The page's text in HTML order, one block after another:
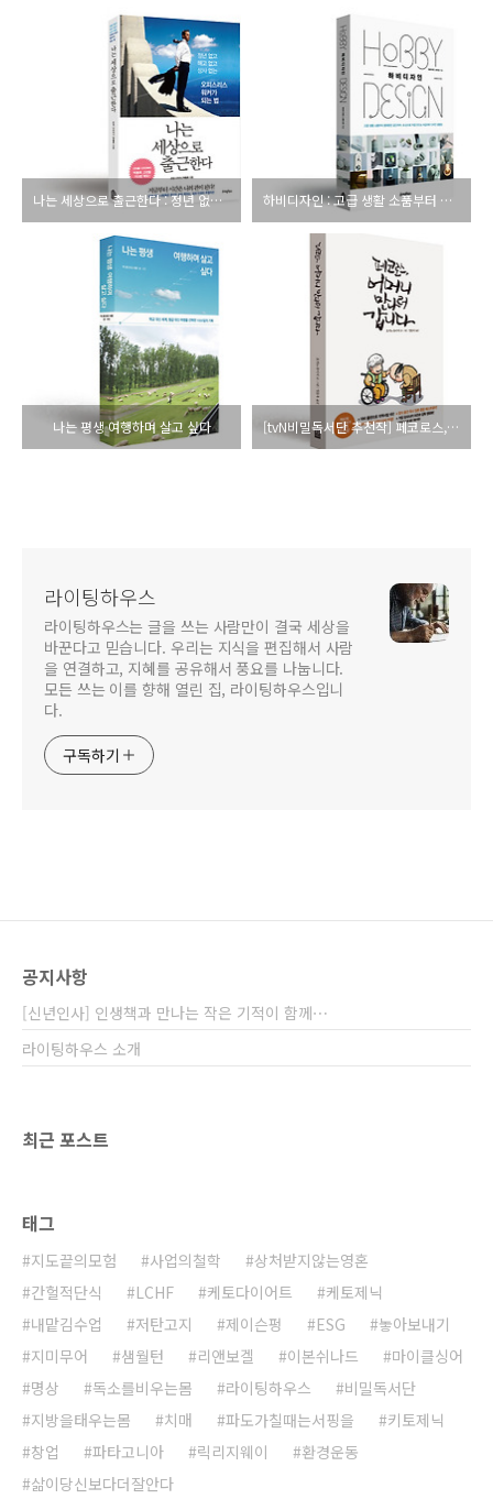
나는 세상으로 출근한다 : 정년 없고, 해고 없고, 상사 없는 오피스리스 워커가 되는 법 하비디자인 : 고급 생활 소품부터 꿈꿔왔던 공간까지, 내 손으로 직접 만드는 자급자족 디자인 생활법
나는 평생 여행하며 살고 싶다 [tvN비밀독서단 추천작] 페코로스, 어머니 만나러 갑니다
라이팅하우스
라이팅하우스는 글을 쓰는 사람만이 결국 세상을
바꾼다고 믿습니다. 우리는 지식을 편집해서 사람
을 연결하고, 지혜를 공유해서 풍요를 나눕니다.
모든 쓰는 이를 향해 열린 집, 라이팅하우스입니
다.
구독하기
공지사항
[신년인사] 인생책과 만나는 작은 기적이 함께⋯
라이팅하우스 소개
최근 포스트
태그
지도끝의모험 사업의철학
상처받지않는영혼
간헐적단식
LCHF 케토다이어트
케토제닉
내맡김수업
저탄고지 제이슨펑 ESG
놓아보내기
지미무어
샘월턴 리앤보겔 이본쉬나드
마이클싱어
명상
독소를비우는몸 라이팅하우스
비밀독서단
지방을태우는몸
치매 파도가칠때는서핑을
키토제닉
창업
파타고니아 릭리지웨이
환경운동
삶이당신보다더잘안다